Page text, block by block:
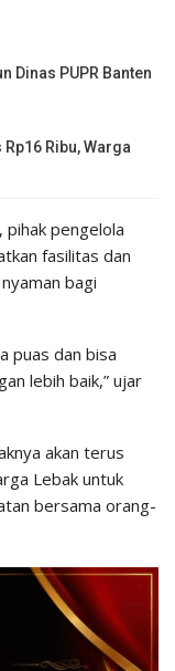
Dinas PUPR Banten
Ribu, Warga
pihak pengelola
fasilitas dan
bagi
puas dan bisa
lebih baik,” ujar
akan terus
Lebak untuk
bersama orang-